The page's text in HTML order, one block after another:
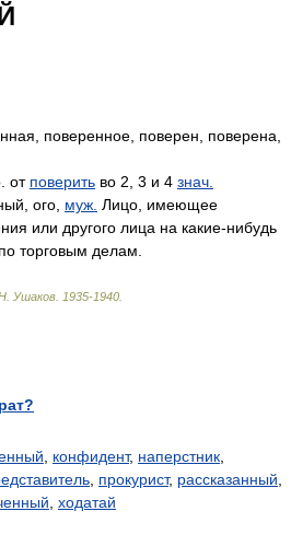
поверенное, поверен, поверена,
от поверить во 2, 3 и 4 знач.
ого, муж. Лицо, имеющее
или другого лица на какие-нибудь
торговым делам.
Ушаков. 1935-1940
конфидент, наперстник
прокурист, рассказанный
ходатай